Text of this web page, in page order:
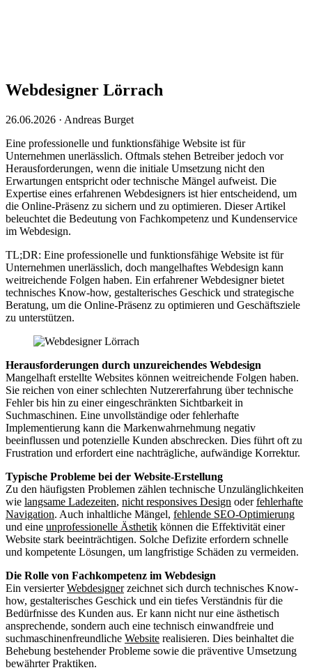
Webdesigner Lörrach
26.06.2026 · Andreas Burget
Eine professionelle und funktionsfähige Website ist für
Unternehmen unerlässlich. Oftmals stehen Betreiber jedoch vor
Herausforderungen, wenn die initiale Umsetzung nicht den
Erwartungen entspricht oder technische Mängel aufweist. Die
Expertise eines erfahrenen Webdesigners ist hier entscheidend, um
die Online-Präsenz zu sichern und zu optimieren. Dieser Artikel
beleuchtet die Bedeutung von Fachkompetenz und Kundenservice
im Webdesign.
TL;DR: Eine professionelle und funktionsfähige Website ist für
Unternehmen unerlässlich, doch mangelhaftes Webdesign kann
weitreichende Folgen haben. Ein erfahrener Webdesigner bietet
technisches Know-how, gestalterisches Geschick und strategische
Beratung, um die Online-Präsenz zu optimieren und Geschäftsziele
zu unterstützen.
Herausforderungen durch unzureichendes Webdesign
Mangelhaft erstellte Websites können weitreichende Folgen haben.
Sie reichen von einer schlechten Nutzererfahrung über technische
Fehler bis hin zu einer eingeschränkten Sichtbarkeit in
Suchmaschinen. Eine unvollständige oder fehlerhafte
Implementierung kann die Markenwahrnehmung negativ
beeinflussen und potenzielle Kunden abschrecken. Dies führt oft zu
Frustration und erfordert eine nachträgliche, aufwändige Korrektur.
Typische Probleme bei der Website-Erstellung
Zu den häufigsten Problemen zählen technische Unzulänglichkeiten
wie langsame Ladezeiten, nicht responsives Design oderfehlerhafte
Navigation. Auch inhaltliche Mängel, fehlende SEO-Optimierung
und eine unprofessionelle Ästhetik können die Effektivität einer
Website stark beeinträchtigen. Solche Defizite erfordern schnelle
und kompetente Lösungen, um langfristige Schäden zu vermeiden.
Die Rolle von Fachkompetenz im Webdesign
Ein versierterWebdesignerzeichnet sich durch technisches Know-
how, gestalterisches Geschick und ein tiefes Verständnis für die
Bedürfnisse des Kunden aus. Er kann nicht nur eine ästhetisch
ansprechende, sondern auch eine technisch einwandfreie und
suchmaschinenfreundliche Website realisieren. Dies beinhaltet die
Behebung bestehender Probleme sowie die präventive Umsetzung
bewährter Praktiken.